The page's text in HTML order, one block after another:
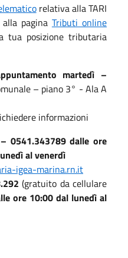
relativa alla TARI
pagina Tributi online
tua posizione tributaria
martedì –
– piano 3° - Ala A
informazioni
0541.343789 dalle ore
al venerdì
igea-marina.rn.it
(gratuito da cellulare
ore 10:00 dal lunedì al